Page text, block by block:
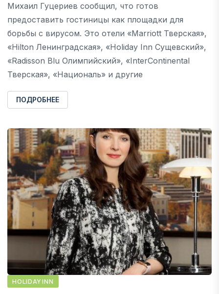
Михаил Гуцериев сообщил, что готов
предоставить гостиницы как площадки для
борьбы с вирусом. Это отели «Marriott Тверская»,
«Hilton Ленинградская», «Holiday Inn Сущевский»,
«Radisson Blu Олимпийский», «InterContinental
Тверская», «Националь» и другие
ПОДРОБНЕЕ
HOLIDAY INN